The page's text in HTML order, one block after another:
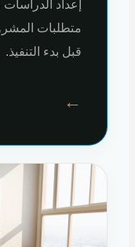
إعداد الدراسات
متطلبات المشروع
قبل بدء التنفيذ.